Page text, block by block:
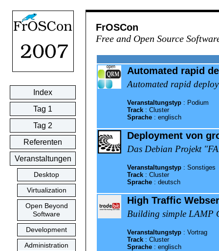
Index
Tag 1
Tag 2
Referenten
Veranstaltungen
Desktop
Virtualization
Open Beyond
Software
Development
Administration
FrOSCon
Free and Open Source
Automated rapid
Automated rapid
Veranstaltungstyp : Podium
Track : Cluster
Sprache : englisch
Deployment von
Das Debian Projekt
Veranstaltungstyp : Sonstiges
Track : Cluster
Sprache : deutsch
High Traffic
Building simple LAMP
Veranstaltungstyp : Vortrag
Track : Cluster
Sprache : englisch